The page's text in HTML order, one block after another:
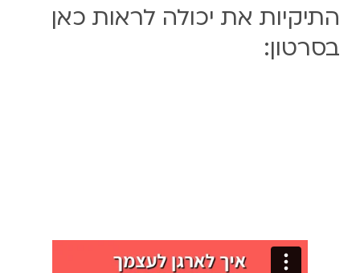
התיקיות את יכולה לראות כאן
בסרטון: